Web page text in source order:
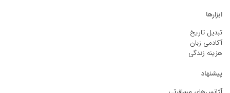
ابزارها
تبدیل تاریخ
آکادمی زبان
هزینه زندگی
پیشنهاد